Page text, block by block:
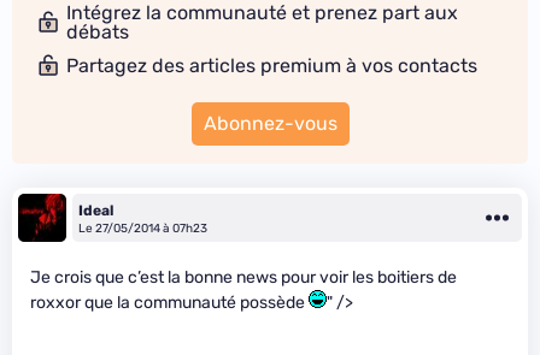
Intégrez la communauté et prenez part aux
débats
Partagez des articles premium à vos contacts
Abonnez-vous
Ideal
Le 27/05/2014 à 07h23
Je crois que c’est la bonne news pour voir les boitiers de
roxxor que la communauté possède
" />